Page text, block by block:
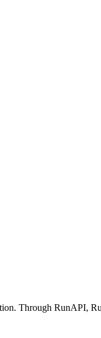
Through RunAPI,